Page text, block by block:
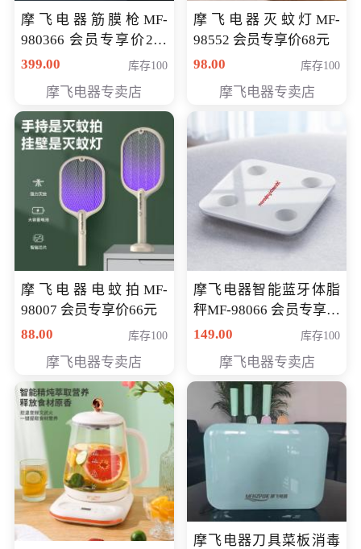
摩飞电器筋膜枪MF-
980366 会员专享价299
元
399.00 库存100
摩飞电器专卖店
摩飞电器灭蚊灯MF-
98552 会员专享价68元
98.00
库存100
摩飞电器专卖店
摩飞电器电蚊拍MF-
98007 会员专享价66元
88.00
库存100
摩飞电器专卖店
摩飞电器智能蓝牙体脂
秤MF-98066 会员专享价
98元
149.00 库存100
摩飞电器专卖店
摩飞电器刀具菜板消毒